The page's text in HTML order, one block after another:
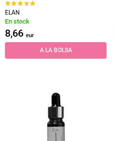
ELAN
En stock
8,66 eur
A LA BOLSA